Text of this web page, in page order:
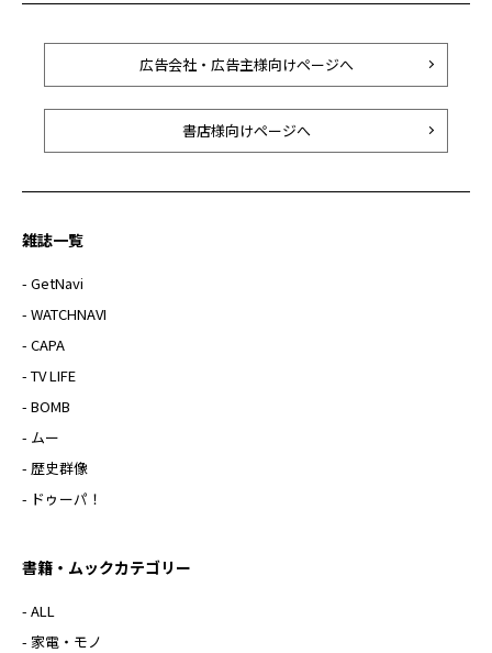
広告会社・広告主様向けページへ
書店様向けページへ
雑誌一覧
- GetNavi
- WATCHNAVI
- CAPA
- TV LIFE
- BOMB
- ムー
- 歴史群像
- ドゥーパ！
書籍・ムックカテゴリー
- ALL
- 家電・モノ